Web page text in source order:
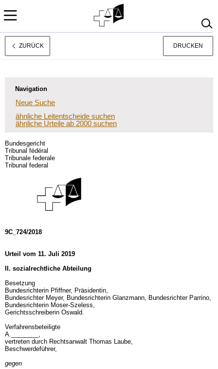
Français
ZURÜCK DRUCKEN
Navigation
Neue Suche
ähnliche Leitentscheide suchen
ähnliche Urteile ab 2000 suchen
Bundesgericht
Tribunal fédéral
Tribunale federale
Tribunal federal
9C_724/2018
Urteil vom 11. Juli 2019
II. sozialrechtliche Abteilung
Besetzung
Bundesrichterin Pfiffner, Präsidentin,
Bundesrichter Meyer, Bundesrichterin Glanzmann, Bundesrichter Parrino,
Bundesrichterin Moser-Szeless,
Gerichtsschreiberin Oswald.
Verfahrensbeteiligte
A.________,
vertreten durch Rechtsanwalt Thomas Laube,
Beschwerdeführer,
gegen